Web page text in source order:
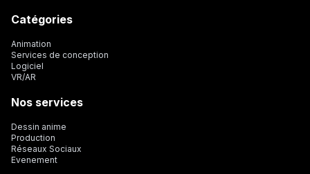
Catégories
Animation
Services de conception
Logiciel
VR/AR
Nos services
Dessin anime
Production
Réseaux Sociaux
Evenement